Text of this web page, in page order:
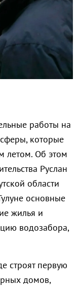
работы на
которые
летом. Об этом
Руслан
области
основные
жилья и
водозабора,
строят первую
домов,